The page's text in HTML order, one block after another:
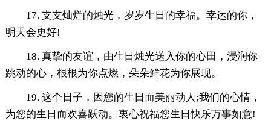
17. 支支灿烂的烛光，岁岁生日的幸福。幸运的你，
明天会更好!
18. 真挚的友谊，由生日烛光送入你的心田，浸润你
跳动的心，根根为你点燃，朵朵鲜花为你展现。
19. 这个日子，因您的生日而美丽动人;我们的心情，
为您的生日而欢喜跃动。衷心祝福您生日快乐万事如意!